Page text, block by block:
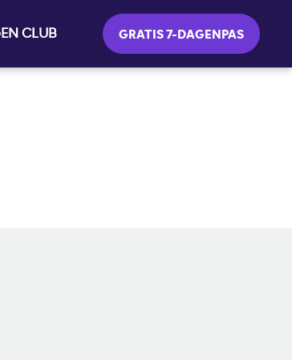
CLUB GRATIS 7-DAGENPAS